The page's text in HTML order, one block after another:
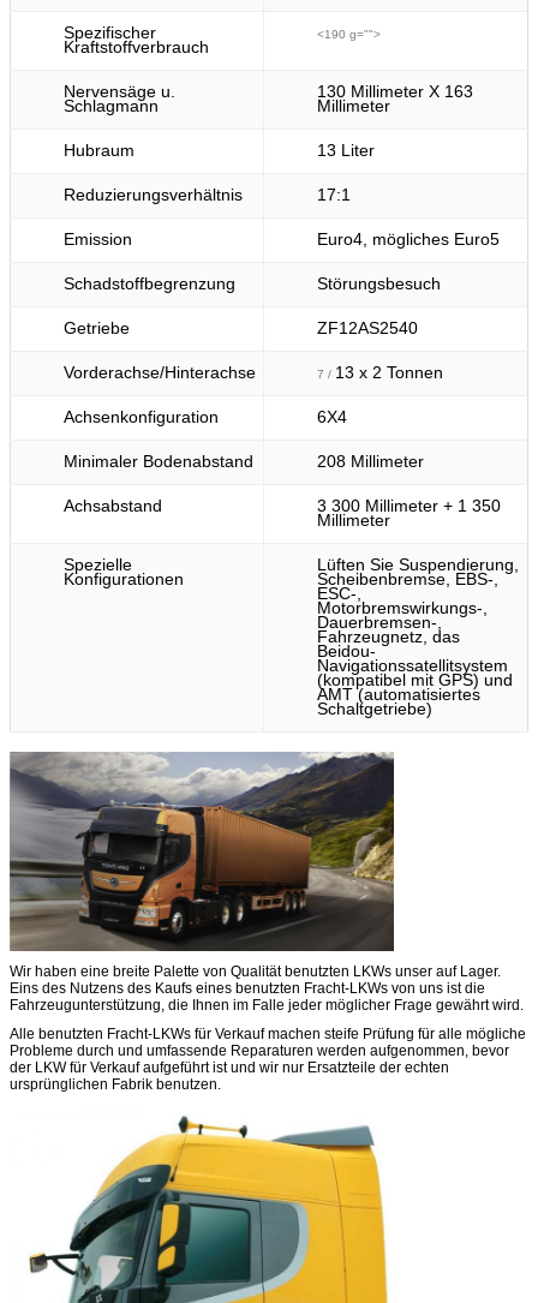
Spezifischer
Kraftstoffverbrauch
<190 g="">
Nervensäge u.
Schlagmann
130 Millimeter X 163
Millimeter
Hubraum 13 Liter
Reduzierungsverhältnis 17:1
Emission Euro4, mögliches Euro5
Schadstoffbegrenzung Störungsbesuch
Getriebe ZF12AS2540
Vorderachse/Hinterachse 7 / 13 x 2 Tonnen
Achsenkonfiguration 6X4
Minimaler Bodenabstand 208 Millimeter
Achsabstand 3 300 Millimeter + 1 350
Millimeter
Spezielle
Konfigurationen
Lüften Sie Suspendierung,
Scheibenbremse, EBS-,
ESC-,
Motorbremswirkungs-,
Dauerbremsen-,
Fahrzeugnetz, das
Beidou-
Navigationssatellitsystem
(kompatibel mit GPS) und
AMT (automatisiertes
Schaltgetriebe)
Wir haben eine breite Palette von Qualität benutzten LKWs unser auf Lager.
Eins des Nutzens des Kaufs eines benutzten Fracht-LKWs von uns ist die
Fahrzeugunterstützung, die Ihnen im Falle jeder möglicher Frage gewährt wird.
Alle benutzten Fracht-LKWs für Verkauf machen steife Prüfung für alle mögliche
Probleme durch und umfassende Reparaturen werden aufgenommen, bevor
der LKW für Verkauf aufgeführt ist und wir nur Ersatzteile der echten
ursprünglichen Fabrik benutzen.